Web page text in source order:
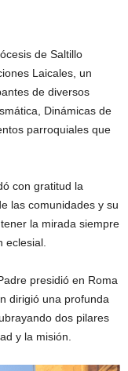
de Saltillo
Laicales, un
de diversos
Dinámicas de
parroquiales que
con gratitud la
las comunidades y su
la mirada siempre
eclesial.
presidió en Roma
dirigió una profunda
dos pilares
y la misión.